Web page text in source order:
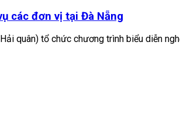
các đơn vị tại Đà Nẵng
quân) tổ chức chương trình biểu diễn